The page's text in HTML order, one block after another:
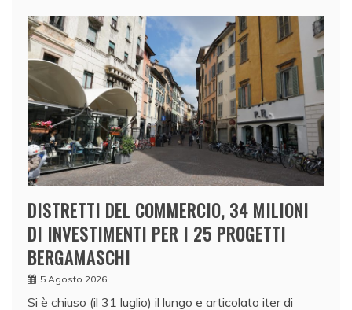
DISTRETTI DEL COMMERCIO, 34 MILIONI
DI INVESTIMENTI PER I 25 PROGETTI
BERGAMASCHI
5 Agosto 2026
Si è chiuso (il 31 luglio) il lungo e articolato iter di